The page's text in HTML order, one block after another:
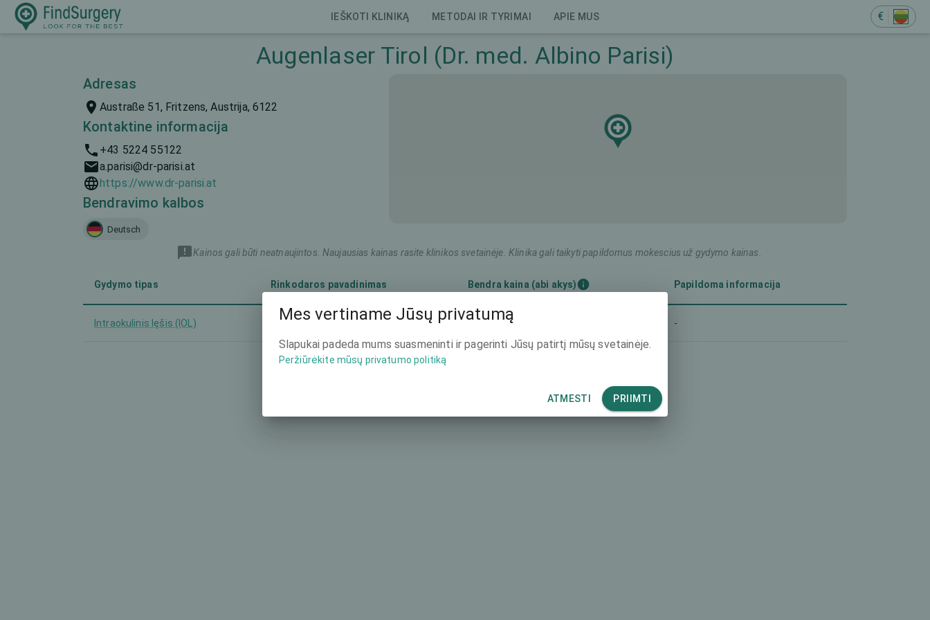
IEŠKOTI KLINIKĄ METODAI IR TYRIMAI APIE MUS €
Augenlaser Tirol (Dr. med. Albino Parisi)
Adresas
Austraße 51, Fritzens, Austrija, 6122
Kontaktine informacija
+43 5224 55122
a.parisi@dr-parisi.at
https://www.dr-parisi.at
Bendravimo kalbos
Deutsch
Kainos gali būti neatnaujintos. Naujausias kainas rasite klinikos svetainėje. Klinika gali taikyti papildomus mokescius už gydymo kainas.
Gydymo tipas Rinkodaros pavadinimas Bendra kaina (abi akys) Papildoma informacija
Intraokulinis lęšis (IOL) - -
Mes vertiname Jūsų privatumą
Slapukai padeda mums suasmeninti ir pagerinti Jūsų patirtį mūsų svetainėje.
Peržiūrėkite mūsų privatumo politiką
ATMESTI PRIIMTI